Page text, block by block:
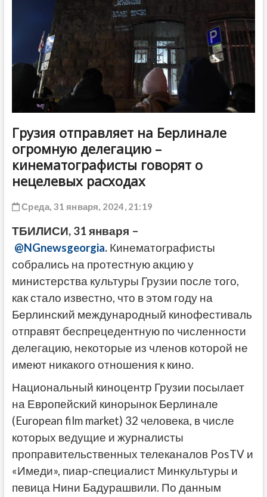
Грузия отправляет на Берлинале
огромную делегацию –
кинематографисты говорят о
нецелевых расходах
Среда, 31 января, 2024, 21:19
ТБИЛИСИ, 31 января –
@NGnewsgeorgia.Кинематографисты
собрались на протестную акцию у
министерства культуры Грузии после того,
как стало известно, что в этом году на
Берлинский международный кинофестиваль
отправят беспрецедентную по численности
делегацию, некоторые из членов которой не
имеют никакого отношения к кино.
Национальный киноцентр Грузии посылает
на Европейский кинорынок Берлинале
(European film market) 32 человека, в числе
которых ведущие и журналисты
проправительственных телеканалов PosTV и
«Имеди», пиар-специалист Минкультуры и
певица Нини Бадурашвили. По данным